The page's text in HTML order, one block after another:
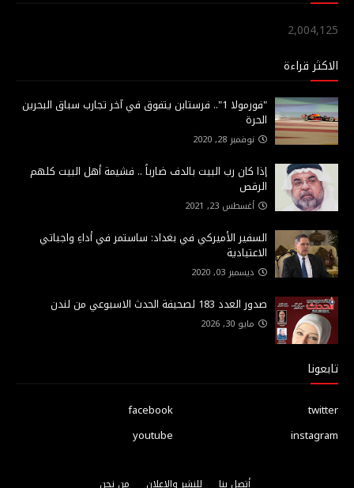
2,004,125
الاكثر قراءة
"فورمولا 1".. فرستابن يتفوق في آخر تجارب سباق البحرين
الحرة
نوفمبر 28, 2020
إذا كان رب البيت بالدف ضارباً .. فشيمة أهل البيت كلهم
الرقص
أغسطس 23, 2021
السفير الأميركي في بغداد: ساستمر في أداءِ واجباتي
الاعتيادية
ديسمبر 03, 2020
صدور العدد 183 لصحيفة الحدث الاسبوعي من لندن
مايو 30, 2026
تابعونا
facebook
twitter
youtube
instagram
أتصل بنا للنشر والاعلان من نحن